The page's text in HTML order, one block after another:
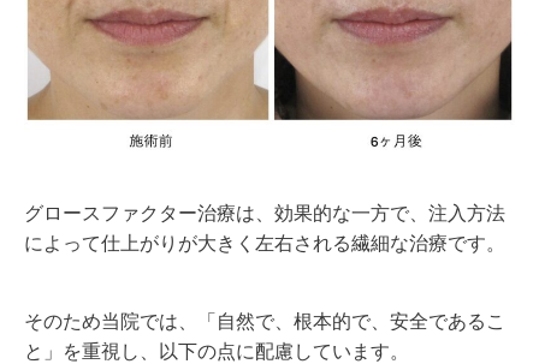
グロースファクター治療は、効果的な一方で、注入方法
によって仕上がりが大きく左右される繊細な治療です。
そのため当院では、「自然で、根本的で、安全であるこ
と」を重視し、以下の点に配慮しています。